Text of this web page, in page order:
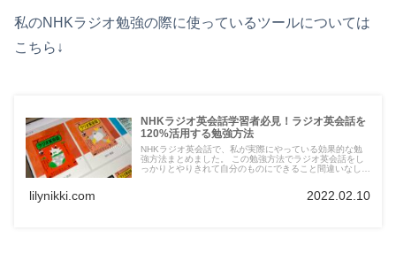
私のNHKラジオ勉強の際に使っているツールについては
こちら↓
NHKラジオ英会話学習者必見！ラジオ英会話を
120%活用する勉強方法
NHKラジオ英会話で、私が実際にやっている効果的な勉
強方法まとめました。 この勉強方法でラジオ英会話をし
っかりとやりきれて自分のものにできること間違いなしで
lilynikki.com 2022.02.10